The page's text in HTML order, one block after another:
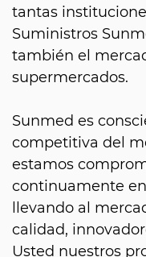
tantas
Suministros
también el
supermercados.
Sunmed es
competitiva del
estamos
continuamente
llevando al
calidad,
Usted nuestros